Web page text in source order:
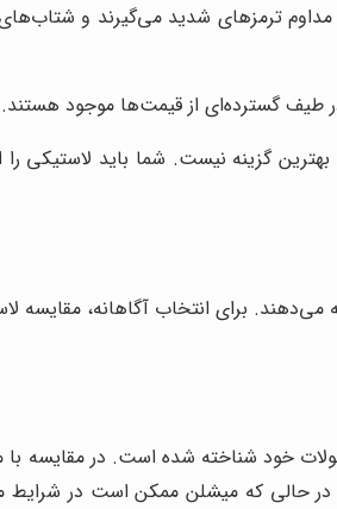
ترمزهای شدید می‌گیرند و شتاب‌های
طیف گسترده‌ای از قیمت‌ها موجود هستند.
گزینه نیست. شما باید لاستیکی
برای انتخاب آگاهانه، مقایسه
خود شناخته شده است. در مقایسه با
حالی که میشلن ممکن است در شرایط